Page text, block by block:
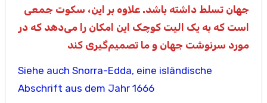
جهان تسلط داشته باشد. علاوه بر این، سکوت جمعی
است که به یک الیت کوچک این امکان را می‌دهد که در
مورد سرنوشت جهان و ما تصمیم‌گیری کند
Siehe auch Snorra-Edda, eine isländische
Abschrift aus dem Jahr 1666